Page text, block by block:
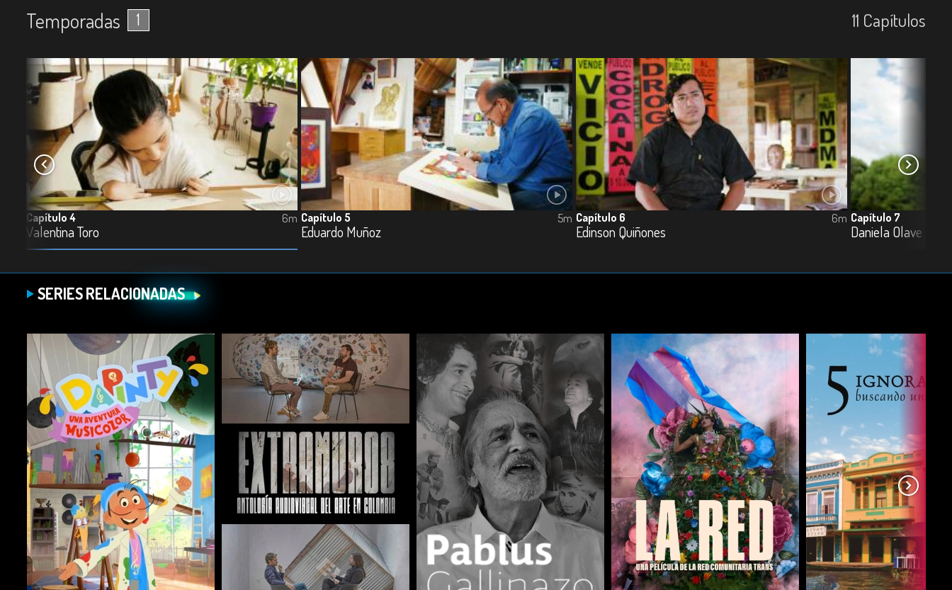
Temporadas 1 11 Capí­tulos
Capítulo 4
Valentina Toro
6m Capítulo 5
Eduardo Muñoz
5m Capítulo 6
Edinson Quiñones
6m Capítulo 7
Daniela Olave
SERIES RELACIONADAS